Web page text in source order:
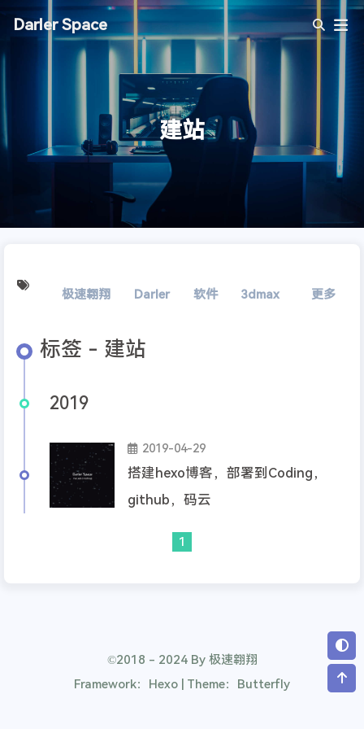
Darler Space
建站
极速翱翔 Darler 软件 3dmax 精简
更多
标签 - 建站
2019
2019-04-29
搭建hexo博客，部署到Coding，
github，码云
1
©2018 - 2024 By 极速翱翔
Framework：Hexo | Theme：Butterfly